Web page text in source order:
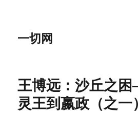
一切网
王博远：沙丘之
灵王到嬴政（之一）